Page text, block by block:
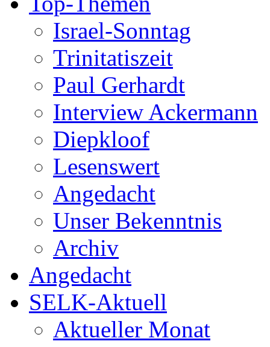
Israel-Sonntag
Trinitatiszeit
Paul Gerhardt
Interview Ackermann
Diepkloof
Lesenswert
Angedacht
Unser Bekenntnis
Archiv
Angedacht
SELK-Aktuell
Aktueller Monat